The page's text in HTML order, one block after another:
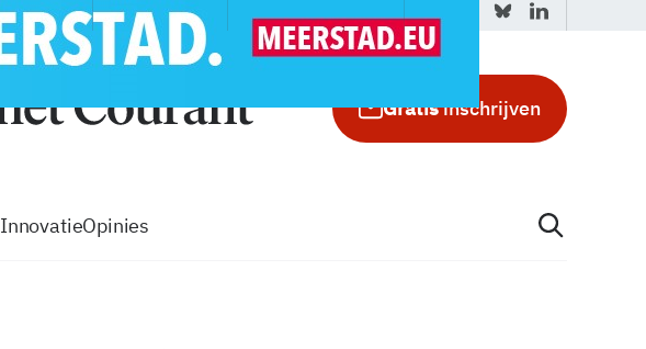
Tip de redactie
Gratisinschrijven
InnovatieOpinies